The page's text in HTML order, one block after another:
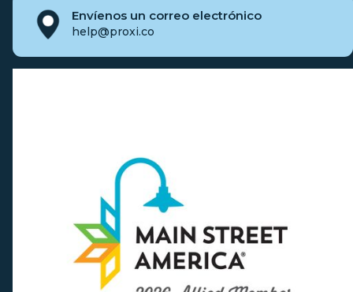
Envíenos un correo electrónico
help@proxi.co